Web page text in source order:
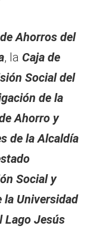
Ahorros del
, la Caja de
Social del
de la
Ahorro y
de la Alcaldía
Social y
la Universidad
Lago Jesús